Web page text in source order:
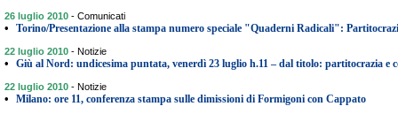
26 luglio 2010 - Comunicati
• Torino/Presentazione alla stampa numero speciale "Quaderni Radicali":
22 luglio 2010 - Notizie
• Giù al Nord: undicesima puntata, venerdì 23 luglio h.11 – dal titolo: partitocrazia e
22 luglio 2010 - Notizie
• Milano: ore 11, conferenza stampa sulle dimissioni di Formigoni con Cappato